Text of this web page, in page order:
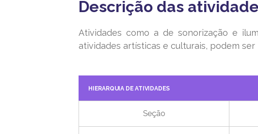
Descrição das
Atividades como a de sonorização e
atividades artísticas e culturais, podem
HIERARQUIA DE ATIVIDADES
Seção